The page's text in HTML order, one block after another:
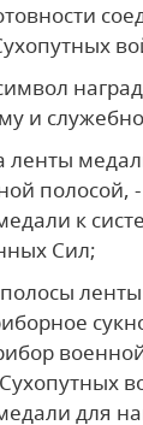
и
ленты
полосой, -
к
Сил;
для